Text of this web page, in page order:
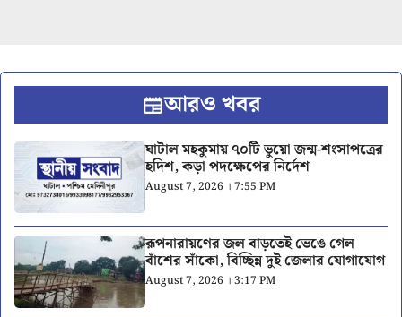
আরও খবর
ঘাটাল মহকুমায় ৭০টি ভুয়ো জন্ম-শংসাপত্রের
হদিশ, কড়া পদক্ষেপের নির্দেশ
August 7, 2026 । 7:55 PM
রূপনারায়ণের জল বাড়তেই ভেঙে গেল
বাঁশের সাঁকো, বিচ্ছিন্ন দুই জেলার যোগাযোগ
August 7, 2026 । 3:17 PM